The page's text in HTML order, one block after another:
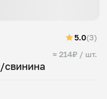
свинина
≈ 214₽ / шт.
5.0(3)